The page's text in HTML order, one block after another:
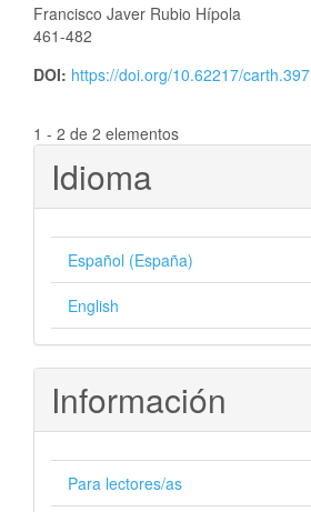
Francisco Javer Rubio Hípola
461-482
DOI: https://doi.org/10.62217/carth.397
1 - 2 de 2 elementos
Idioma
Español (España)
English
Información
Para lectores/as